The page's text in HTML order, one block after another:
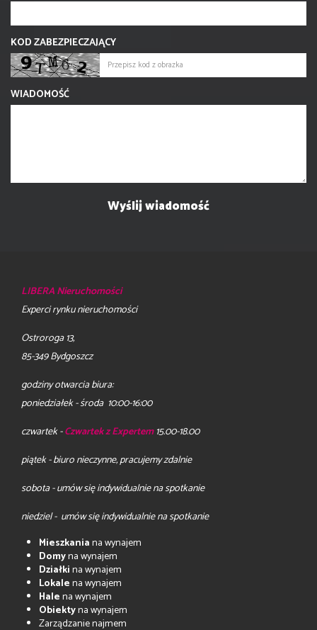
KOD ZABEZPIECZAJĄCY
WIADOMOŚĆ
LIBERA Nieruchomości
Experci rynku nieruchomości
Ostroroga 13,
85-349 Bydgoszcz
godziny otwarcia biura:
poniedziałek - środa 10:00-16:00
czwartek -Czwartek z Expertem15.00-18.00
piątek - biuro nieczynne, pracujemy zdalnie
sobota - umów się indywidualnie na spotkanie
niedziel - umów się indywidualnie na spotkanie
Mieszkaniana wynajem
Domyna wynajem
Działkina wynajem
Lokalena wynajem
Halena wynajem
Obiektyna wynajem
Zarządzanie najmem